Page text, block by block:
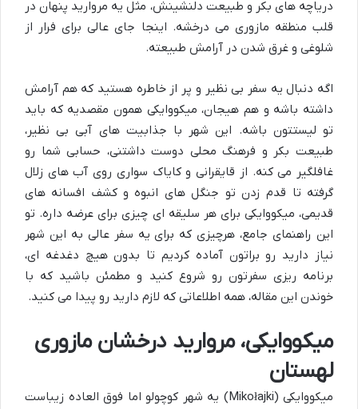
دریاچه های بکر و طبیعت دلنشینش، مثل یه مروارید پنهان در
قلب منطقه مازوری می درخشه. اینجا جای عالی برای فرار از
شلوغی و غرق شدن در آرامش طبیعته.
اگه دنبال یه سفر بی نظیر و پر از خاطره هستید که هم آرامش
داشته باشه و هم هیجان، میکووایکی همون مقصدیه که باید
تو لیستتون باشه. این شهر با جذابیت های آبی بی نظیر،
طبیعت بکر و فرهنگ محلی دوست داشتنی، حسابی شما رو
غافلگیر می کنه. از قایقرانی و کایاک سواری روی آب های زلال
گرفته تا قدم زدن تو جنگل های انبوه و کشف افسانه های
قدیمی، میکووایکی برای هر سلیقه ای چیزی برای عرضه داره. تو
این راهنمای جامع، هرچیزی که برای یه سفر عالی به این شهر
نیاز دارید رو براتون آماده کردیم تا بدون هیچ دغدغه ای،
برنامه ریزی سفرتون رو شروع کنید و مطمئن باشید که با
خوندن این مقاله، همه اطلاعاتی که لازم دارید رو پیدا می کنید.
میکووایکی، مروارید درخشان مازوری
لهستان
میکووایکی (Mikołajki) یه شهر کوچولو اما فوق العاده زیباست